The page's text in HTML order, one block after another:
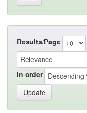
Results/Page
In order